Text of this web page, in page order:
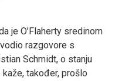
je O’Flaherty sredinom
razgovore s
Schmidt, o stanju
također, prošlo